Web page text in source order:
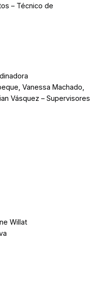
– Técnico de
Vanessa Machado,
Vásquez – Supervisores
Willat